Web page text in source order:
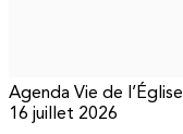
Agenda Vie de l’Église
16 juillet 2026